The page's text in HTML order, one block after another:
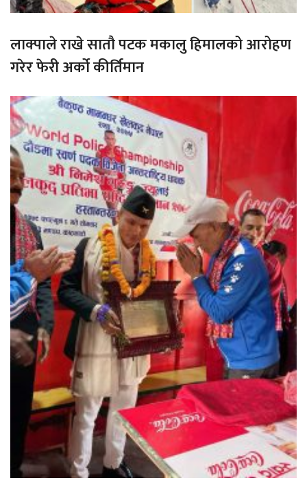
लाक्पाले राखे सातौ पटक मकालु हिमालको आरोहण
गरेर फेरी अर्को कीर्तिमान